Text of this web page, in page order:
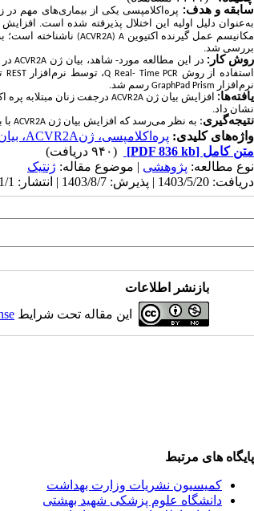
سابقه و هدف: پره‌اکلامپسی یکی از بیماری‌های مهم
به‌عنوان دلیل اولیه این اختلال پذیرفته ‌شده است. افزایش
مکانیسم عمل گیرنده اکتیوینA
(ACVR2A) ناشناخته است؛
بررسی شد.
روش کار: در این مطالعه مورد- شاهد، بیان ژن ACVR2Aدر 40 نمونه جفت، شامل 20 نمونه جفت از زنان باردار مبتلابه
استفاده از روش Real- Time PCR
Q، توسط نرم‌افزار REST
نرم‌افزار
GraphPad Prism رسم شد.
یافتهها: افزایش بیان ژنACVR2A
نشان داد.
نتیجهگیری: به نظر می‌رسد که افزایش بیان ژن ACVR2A
واژه‌های کلیدی: پره‌اکلامپسی، ژنACVR2A، بیان، جفت، بارداری، فشارخون
متن کامل [PDF 836 kb]
(۹۴۰ دریافت)
نوع مطالعه: پژوهشی | موضوع مقاله: ژنتیک
دریافت: 1403/5/20 | پذیرش: 1403/8/7 | انتشار: 1403/11/1
بازنشر اطلاعات
این مقاله تحت شرایط
پایگاه های مرتبط
کمیسیون نشریات وزارت بهداشت
دانشگاه علوم پزشکی شهید بهشتی